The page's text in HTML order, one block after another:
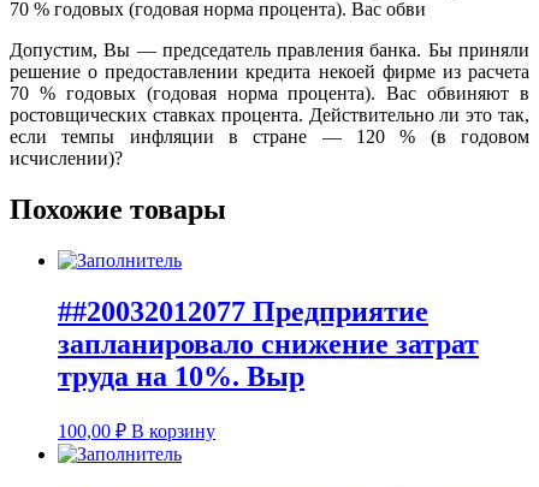
Допустим, Вы — председатель правления банка. Бы приняли
решение о предоставлении кредита некоей фирме из расчета
70 % годовых (годовая норма процента). Вас обвиняют в
ростовщических ставках процента. Действительно ли это так,
если темпы инфляции в стране — 120 % (в годовом
исчислении)?
Похожие товары
##20032012077 Предприятие
запланировало снижение затрат
труда на 10%. Выр
100,00 ₽ В корзину